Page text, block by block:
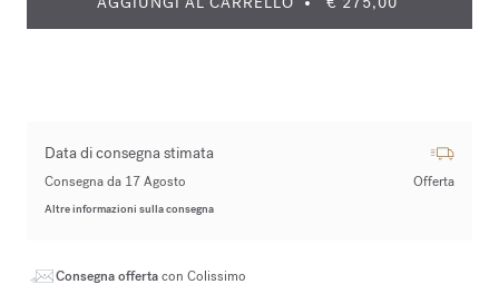
Data di consegna stimata
Consegna da 17 Agosto Offerta
Altre informazioni sulla consegna
Consegna offertacon Colissimo